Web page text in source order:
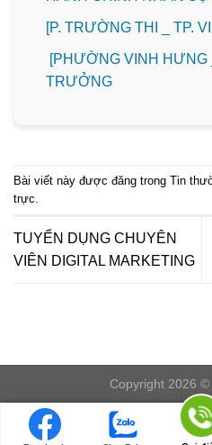
️[P. TRƯỜNG THI _ TP.
[PHƯỜNG VINH HƯNG
TRƯỞNG
Bài viết này được đăng trong Tin
trực
TUYỂN DỤNG CHUYÊN
VIÊN DIGITAL MARKETING
Copyright 2026 ©
LOGIN/LOGOUT